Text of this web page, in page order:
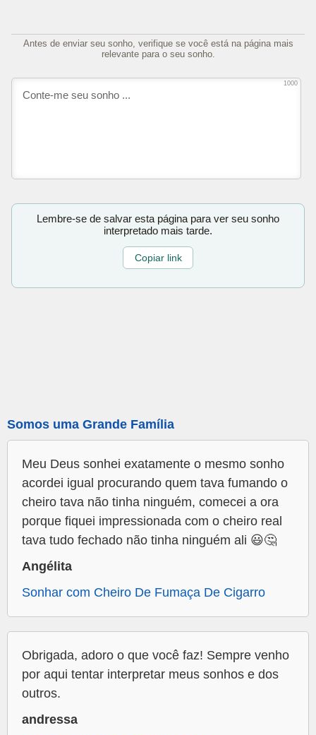
Antes de enviar seu sonho, verifique se você está na página mais
relevante para o seu sonho.
1000
Lembre-se de salvar esta página para ver seu sonho
interpretado mais tarde.
Copiar link
Somos uma Grande Família
Meu Deus sonhei exatamente o mesmo sonho
acordei igual procurando quem tava fumando o
cheiro tava não tinha ninguém, comecei a ora
porque fiquei impressionada com o cheiro real
tava tudo fechado não tinha ninguém ali 😃🤔
Angélita
Sonhar com Cheiro De Fumaça De Cigarro
Obrigada, adoro o que você faz! Sempre venho
por aqui tentar interpretar meus sonhos e dos
outros.
andressa